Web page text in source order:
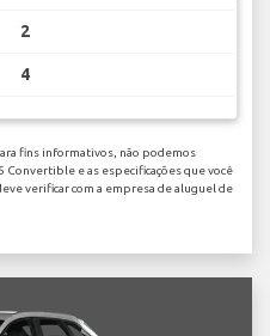
2
4
fins informativos, não podemos
e as especificações que você
verificar com a empresa de aluguel de